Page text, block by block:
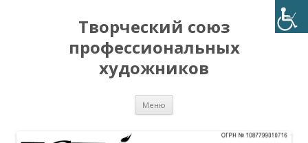
Творческий союз
профессиональных
художников
Меню